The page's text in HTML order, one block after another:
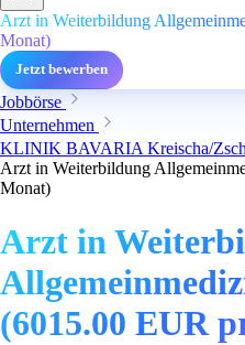
Arzt in Weiterbildung
Monat)
Jetzt bewerben
Jobbörse
Unternehmen
KLINIK BAVARIA Kreischa/
Arzt in Weiterbildung
Monat)
Arzt in
(6015.00 EUR